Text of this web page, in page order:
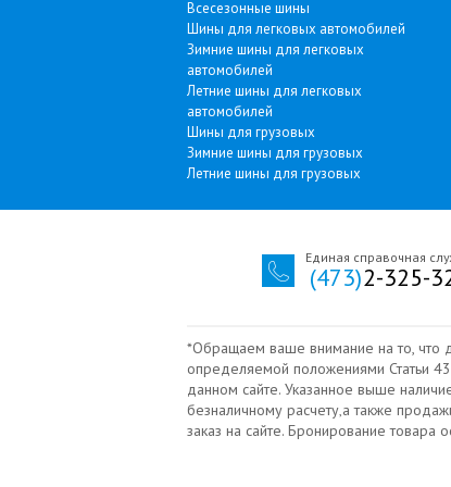
Всесезонные шины
Шины для легковых автомобилей
Зимние шины для легковых
автомобилей
Летние шины для легковых
автомобилей
Шины для грузовых
Зимние шины для грузовых
Летние шины для грузовых
Единая справочная
(473)2-325-
*Обращаем ваше внимание на то, что
определяемой положениями Статьи
данном сайте. Указанное выше
безналичному расчету‚а также
заказ на сайте. Бронирование